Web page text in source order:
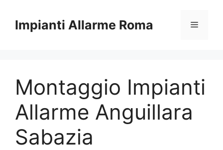
contenuto
Impianti Allarme Roma Menu
Montaggio Impianti
Allarme Anguillara
Sabazia